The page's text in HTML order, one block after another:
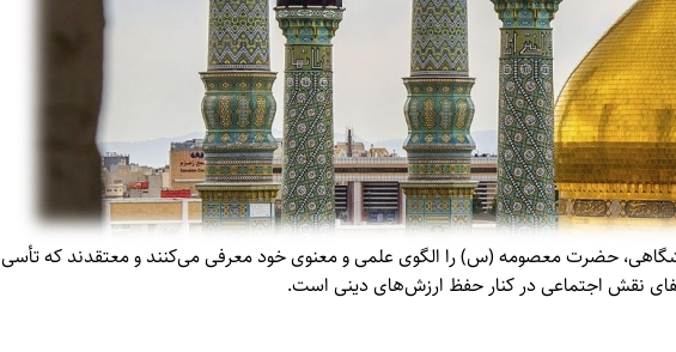
دانشگاهی، حضرت معصومه (س) را الگوی علمی و معنوی خود معرفی می‌کنند و معتقدند که تأسی
نقش اجتماعی در کنار حفظ ارزش‌های دینی است.